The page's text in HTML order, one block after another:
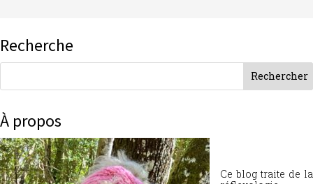
Recherche
À propos
Ce blog traite de la